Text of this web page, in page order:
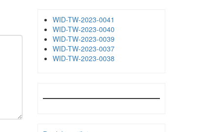
WID-TW-2023-0041
WID-TW-2023-0040
WID-TW-2023-0039
WID-TW-2023-0037
WID-TW-2023-0038